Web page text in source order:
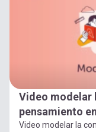
Video modelar
pensamiento
Video modelar la